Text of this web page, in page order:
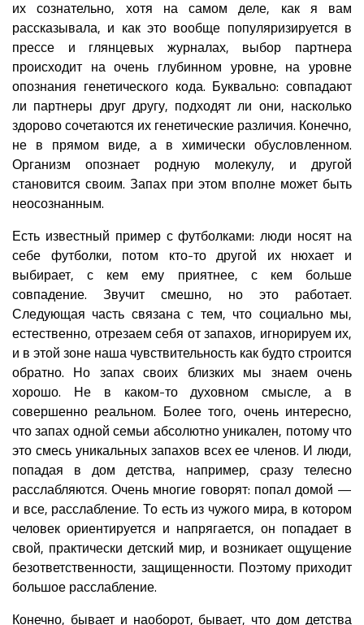
их сознательно, хотя на самом деле, как я вам
рассказывала, и как это вообще популяризируется в
прессе и глянцевых журналах, выбор партнера
происходит на очень глубинном уровне, на уровне
опознания генетического кода. Буквально: совпадают
ли партнеры друг другу, подходят ли они, насколько
здорово сочетаются их генетические различия. Конечно,
не в прямом виде, а в химически обусловленном.
Организм опознает родную молекулу, и другой
становится своим. Запах при этом вполне может быть
неосознанным.
Есть известный пример с футболками: люди носят на
себе футболки, потом кто-то другой их нюхает и
выбирает, с кем ему приятнее, с кем больше
совпадение. Звучит смешно, но это работает.
Следующая часть связана с тем, что социально мы,
естественно, отрезаем себя от запахов, игнорируем их,
и в этой зоне наша чувствительность как будто строится
обратно. Но запах своих близких мы знаем очень
хорошо. Не в каком-то духовном смысле, а в
совершенно реальном. Более того, очень интересно,
что запах одной семьи абсолютно уникален, потому что
это смесь уникальных запахов всех ее членов. И люди,
попадая в дом детства, например, сразу телесно
расслабляются. Очень многие говорят: попал домой —
и все, расслабление. То есть из чужого мира, в котором
человек ориентируется и напрягается, он попадает в
свой, практически детский мир, и возникает ощущение
безответственности, защищенности. Поэтому приходит
большое расслабление.
Конечно, бывает и наоборот, бывает, что дом детства